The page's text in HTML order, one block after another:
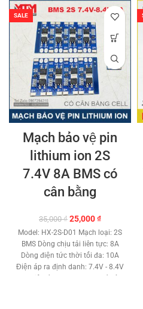
SALE
Mạch bảo vệ pin
lithium ion 2S
7.4V 8A BMS có
cân bằng
35,000₫ Giá
gốc
là:
35,000 ₫.
25,000₫Giá
hiện
tại
là:
25,000 ₫.
Model: HX-2S-D01 Mạch loại: 2S
BMS Dòng chịu tải liên tực: 8A
Dòng điện tức thời tối đa: 10A
Điện áp ra định danh: 7.4V - 8.4V